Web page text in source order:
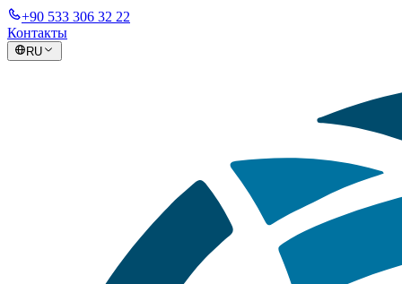
+90 533 306 32 22
Контакты
RU